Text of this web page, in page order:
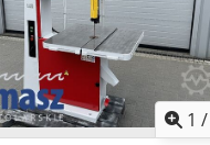
1 /